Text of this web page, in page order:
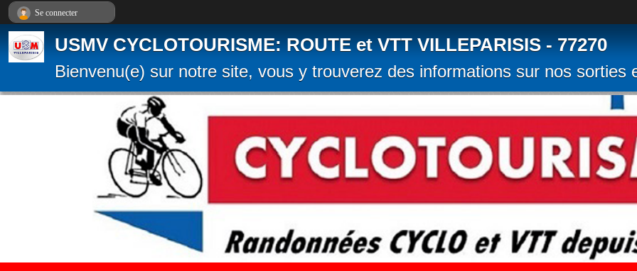
USMV CYCLOTOURISME: ROUTE et VTT VILLEPARISIS - 77270
Bienvenu(e) sur notre site, vous y trouverez des informations sur nos sorties
Se connecter
Panneau de gestion des cookies